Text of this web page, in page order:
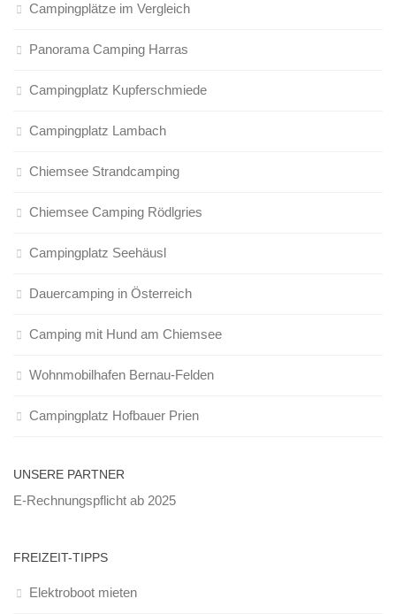
Campingplätze im Vergleich
Panorama Camping Harras
Campingplatz Kupferschmiede
Campingplatz Lambach
Chiemsee Strandcamping
Chiemsee Camping Rödlgries
Campingplatz Seehäusl
Dauercamping in Österreich
Camping mit Hund am Chiemsee
Wohnmobilhafen Bernau-Felden
Campingplatz Hofbauer Prien
UNSERE PARTNER
E-Rechnungspflicht ab 2025
FREIZEIT-TIPPS
Elektroboot mieten